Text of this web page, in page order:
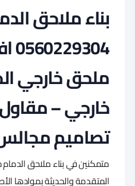
بناء ملاحق
ملحق خارجي
خارجي –
تصاميم
متمكنين في بناء ملاحق
المتقدمة والحديثة بموادها